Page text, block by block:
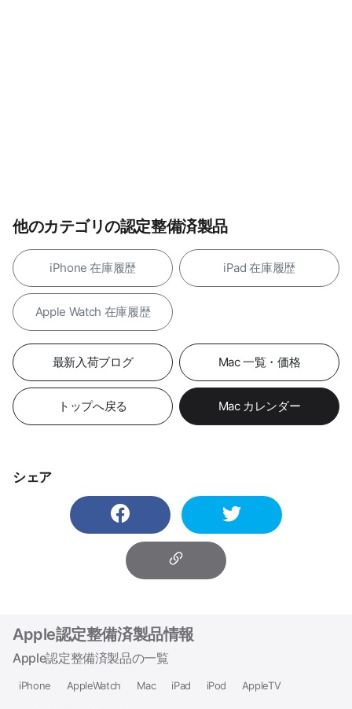
他のカテゴリの認定整備済製品
iPhone 在庫履歴 iPad 在庫履歴
Apple Watch 在庫履歴
最新入荷ブログ Mac 一覧・価格
トップへ戻る Mac カレンダー
シェア
Apple認定整備済製品情報
Apple認定整備済製品の一覧
iPhone AppleWatch Mac iPad iPod AppleTV